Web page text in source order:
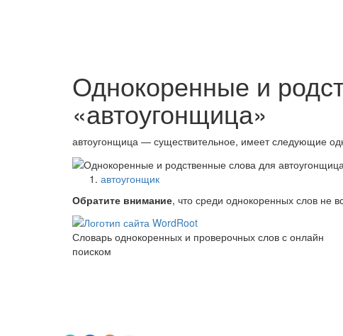
Однокоренные и
«автоугонщица»
автоугонщица — существительное, имеет следующие
автоугонщик
Обратите внимание, что среди однокоренных слов не
Словарь однокоренных и проверочных слов с онлайн
поиском